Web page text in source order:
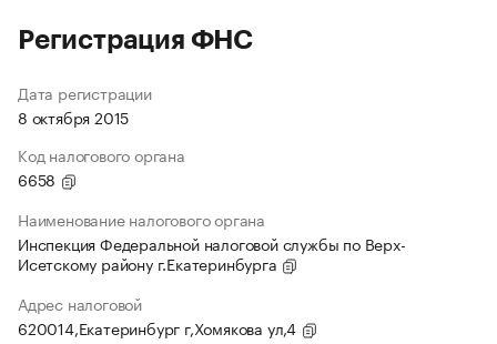
Регистрация ФНС
Дата регистрации
8 октября 2015
Код налогового органа
6658
Наименование налогового органа
Инспекция Федеральной налоговой службы по Верх-
Исетскому району г.Екатеринбурга
Адрес налоговой
620014,Екатеринбург г,Хомякова ул,4